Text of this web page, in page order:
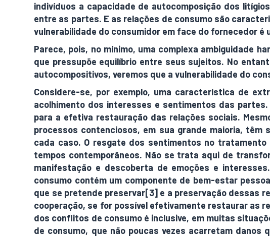
indivíduos a capacidade de autocomposição dos
entre as partes. E as relações de consumo são
vulnerabilidade do consumidor em face do fornecedor
Parece, pois, no mínimo, uma complexa ambiguidade
que pressupõe equilíbrio entre seus sujeitos. No
autocompositivos, veremos que a vulnerabilidade do
Considere-se, por exemplo, uma característica de
acolhimento dos interesses e sentimentos das
para a efetiva restauração das relações sociais.
processos contenciosos, em sua grande maioria,
cada caso. O resgate dos sentimentos no
tempos contemporâneos. Não se trata aqui de
manifestação e descoberta de emoções e
consumo contém um componente de bem-estar
que se pretende preservar[3] e a preservação dessas
cooperação, se for possível efetivamente restaurar as
dos conflitos de consumo é inclusive, em muitas
de consumo, que não poucas vezes acarretam